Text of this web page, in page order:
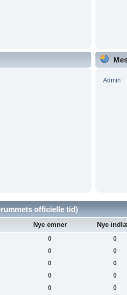
Admin
officielle tid)
Nye emner Nye
0
0
0
0
0
0
0
0
0
0